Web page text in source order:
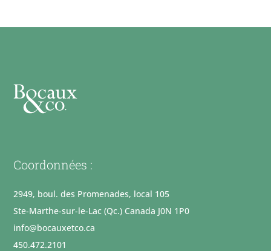
Coordonnées :
2949, boul. des Promenades, local 105
Ste-Marthe-sur-le-Lac (Qc.) Canada J0N 1P0
info@bocauxetco.ca
450.472.2101